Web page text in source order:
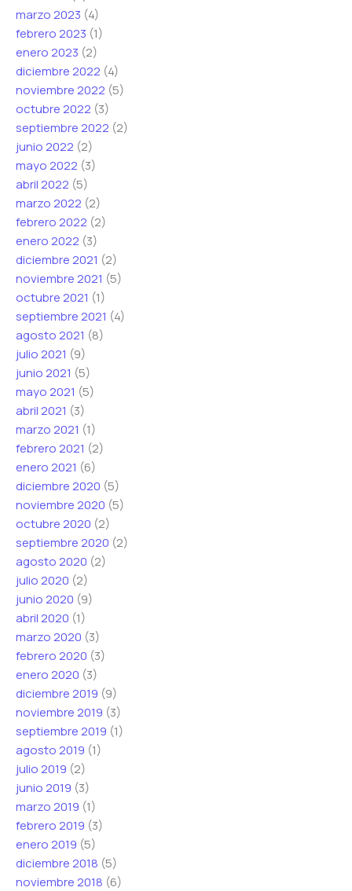
marzo 2023 (4)
febrero 2023 (1)
enero 2023 (2)
diciembre 2022 (4)
noviembre 2022 (5)
octubre 2022 (3)
septiembre 2022 (2)
junio 2022 (2)
mayo 2022 (3)
abril 2022 (5)
marzo 2022 (2)
febrero 2022 (2)
enero 2022 (3)
diciembre 2021 (2)
noviembre 2021 (5)
octubre 2021 (1)
septiembre 2021 (4)
agosto 2021 (8)
julio 2021 (9)
junio 2021 (5)
mayo 2021 (5)
abril 2021 (3)
marzo 2021 (1)
febrero 2021 (2)
enero 2021 (6)
diciembre 2020 (5)
noviembre 2020 (5)
octubre 2020 (2)
septiembre 2020 (2)
agosto 2020 (2)
julio 2020 (2)
junio 2020 (9)
abril 2020 (1)
marzo 2020 (3)
febrero 2020 (3)
enero 2020 (3)
diciembre 2019 (9)
noviembre 2019 (3)
septiembre 2019 (1)
agosto 2019 (1)
julio 2019 (2)
junio 2019 (3)
marzo 2019 (1)
febrero 2019 (3)
enero 2019 (5)
diciembre 2018 (5)
noviembre 2018 (6)